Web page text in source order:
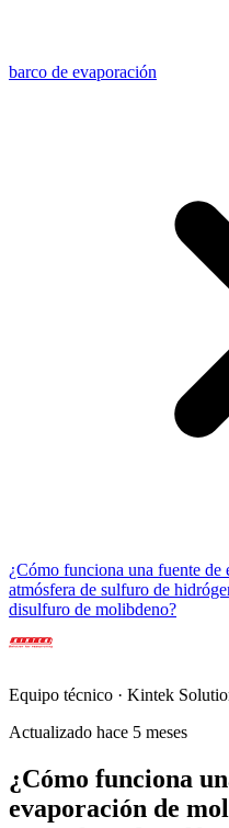
barco de evaporación
¿Cómo funciona una fuente de
atmósfera de sulfuro de
disulfuro de molibdeno?
Equipo técnico · Kintek
Actualizado hace 5 meses
¿Cómo funciona
evaporación de